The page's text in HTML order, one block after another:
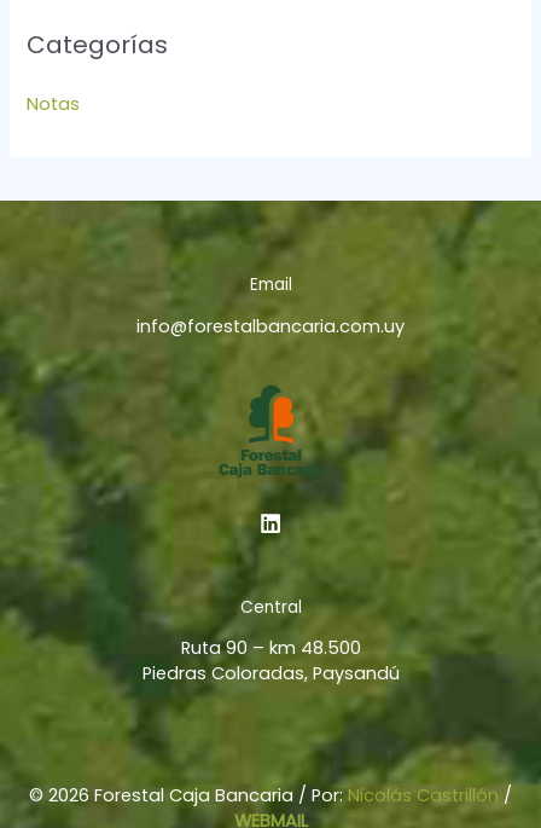
Categorías
Notas
Email
info@forestalbancaria.com.uy
Central
Ruta 90 – km 48.500
Piedras Coloradas, Paysandú
© 2026 Forestal Caja Bancaria / Por:Nicolás Castrillón /
WEBMAIL